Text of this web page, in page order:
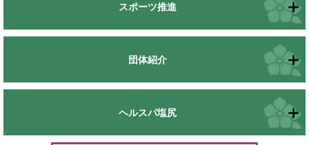
スポーツ推進
団体紹介
ヘルスパ塩尻